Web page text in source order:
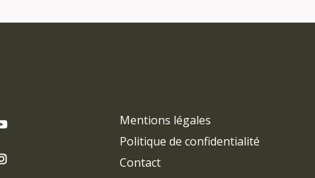
Mentions légales
Politique de confidentialité
Contact